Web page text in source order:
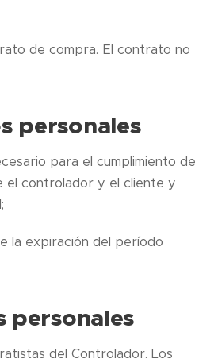
de compra. El contrato no
personales
para el cumplimiento de
el controlador y el cliente y
la expiración del período
personales
del Controlador. Los